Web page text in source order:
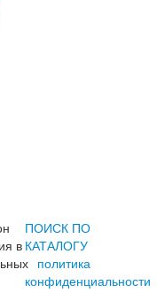
ПОИСК ПО
КАТАЛОГУ
политика
конфиденциальности